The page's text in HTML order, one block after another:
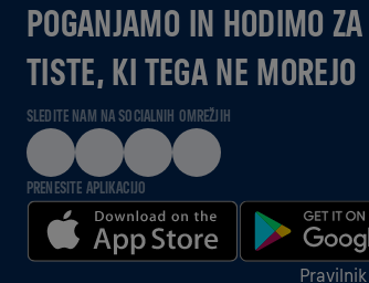
POGANJAMO IN HODIMO ZA
TISTE, KI TEGA NE MOREJO
SLEDITE NAM NA SOCIALNIH OMREŽJIH
PRENESITE APLIKACIJO